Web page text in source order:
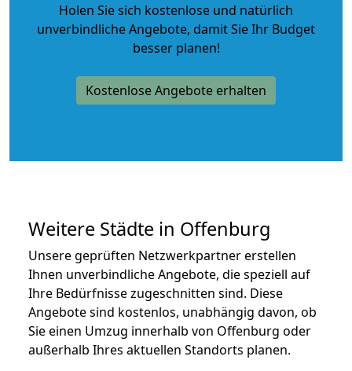
Holen Sie sich kostenlose und natürlich
unverbindliche Angebote, damit Sie Ihr Budget
besser planen!
Kostenlose Angebote erhalten
Weitere Städte in Offenburg
Unsere geprüften Netzwerkpartner erstellen
Ihnen unverbindliche Angebote, die speziell auf
Ihre Bedürfnisse zugeschnitten sind. Diese
Angebote sind kostenlos, unabhängig davon, ob
Sie einen Umzug innerhalb von Offenburg oder
außerhalb Ihres aktuellen Standorts planen.